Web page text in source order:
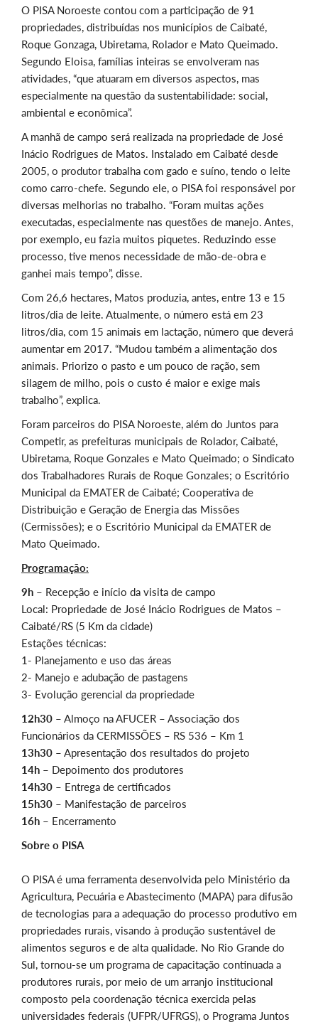
O PISA Noroeste contou com a participação de 91
propriedades, distribuídas nos municípios de Caibaté,
Roque Gonzaga, Ubiretama, Rolador e Mato Queimado.
Segundo Eloisa, famílias inteiras se envolveram nas
atividades, “que atuaram em diversos aspectos, mas
especialmente na questão da sustentabilidade: social,
ambiental e econômica”.
A manhã de campo será realizada na propriedade de José
Inácio Rodrigues de Matos. Instalado em Caibaté desde
2005, o produtor trabalha com gado e suíno, tendo o leite
como carro-chefe. Segundo ele, o PISA foi responsável por
diversas melhorias no trabalho. “Foram muitas ações
executadas, especialmente nas questões de manejo. Antes,
por exemplo, eu fazia muitos piquetes. Reduzindo esse
processo, tive menos necessidade de mão-de-obra e
ganhei mais tempo”, disse.
Com 26,6 hectares, Matos produzia, antes, entre 13 e 15
litros/dia de leite. Atualmente, o número está em 23
litros/dia, com 15 animais em lactação, número que deverá
aumentar em 2017. “Mudou também a alimentação dos
animais. Priorizo o pasto e um pouco de ração, sem
silagem de milho, pois o custo é maior e exige mais
trabalho”, explica.
Foram parceiros do PISA Noroeste, além do Juntos para
Competir, as prefeituras municipais de Rolador, Caibaté,
Ubiretama, Roque Gonzales e Mato Queimado; o Sindicato
dos Trabalhadores Rurais de Roque Gonzales; o Escritório
Municipal da EMATER de Caibaté; Cooperativa de
Distribuição e Geração de Energia das Missões
(Cermissões); e o Escritório Municipal da EMATER de
Mato Queimado.
Programação:
9h – Recepção e início da visita de campo
Local: Propriedade de José Inácio Rodrigues de Matos –
Caibaté/RS (5 Km da cidade)
Estações técnicas:
1- Planejamento e uso das áreas
2- Manejo e adubação de pastagens
3- Evolução gerencial da propriedade
12h30 – Almoço na AFUCER – Associação dos
Funcionários da CERMISSÕES – RS 536 – Km 1
13h30 – Apresentação dos resultados do projeto
14h – Depoimento dos produtores
14h30 – Entrega de certificados
15h30 – Manifestação de parceiros
16h – Encerramento
Sobre o PISA
O PISA é uma ferramenta desenvolvida pelo Ministério da
Agricultura, Pecuária e Abastecimento (MAPA) para difusão
de tecnologias para a adequação do processo produtivo em
propriedades rurais, visando à produção sustentável de
alimentos seguros e de alta qualidade. No Rio Grande do
Sul, tornou-se um programa de capacitação continuada a
produtores rurais, por meio de um arranjo institucional
composto pela coordenação técnica exercida pelas
universidades federais (UFPR/UFRGS), o Programa Juntos